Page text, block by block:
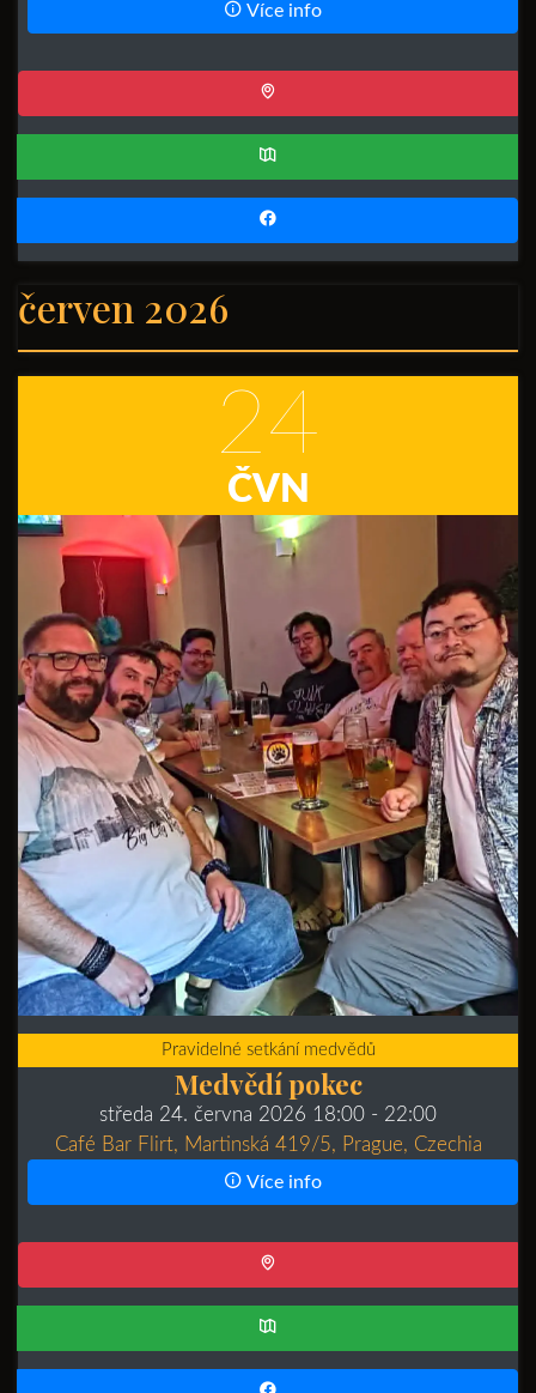
Více info
červen 2026
24
ČVN
Pravidelné setkání medvědů
Medvědí pokec
středa 24. června 2026 18:00 - 22:00
Café Bar Flirt, Martinská 419/5, Prague, Czechia
Více info